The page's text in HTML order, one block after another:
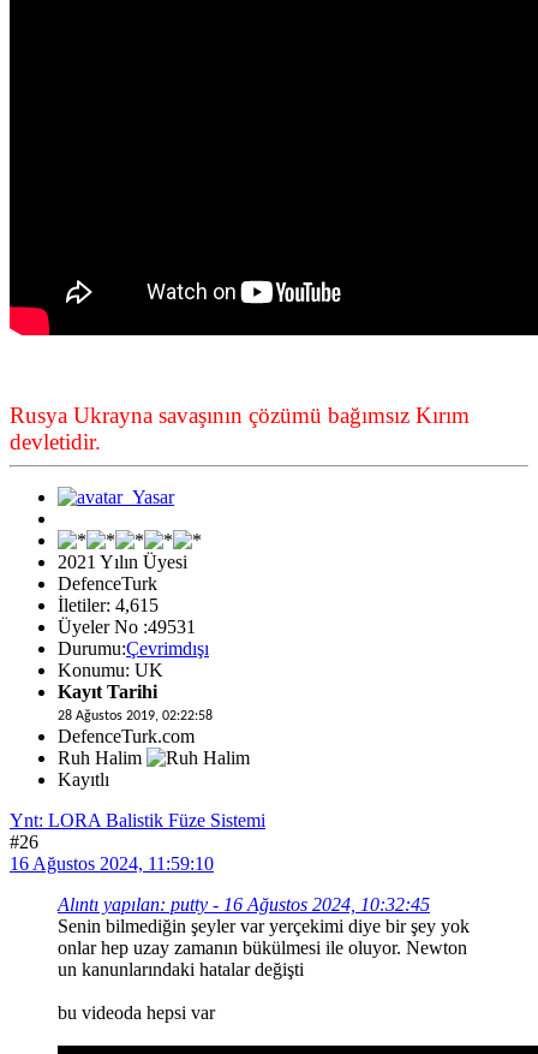
Rusya Ukrayna savaşının çözümü bağımsız Kırım
devletidir.
2021 Yılın Üyesi
DefenceTurk
İletiler: 4,615
Üyeler No :49531
Durumu:Çevrimdışı
Konumu: UK
Kayıt Tarihi
28 Ağustos 2019, 02:22:58
DefenceTurk.com
Ruh Halim
Kayıtlı
Ynt: LORA Balistik Füze Sistemi
#26
16 Ağustos 2024, 11:59:10
Alıntı yapılan: putty - 16 Ağustos 2024, 10:32:45
Senin bilmediğin şeyler var yerçekimi diye bir şey yok
onlar hep uzay zamanın bükülmesi ile oluyor. Newton
un kanunlarındaki hatalar değişti
bu videoda hepsi var